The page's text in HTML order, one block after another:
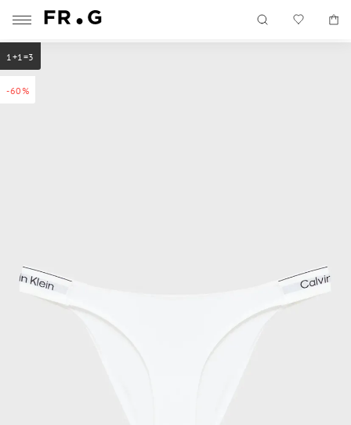
-60%
1+1=3